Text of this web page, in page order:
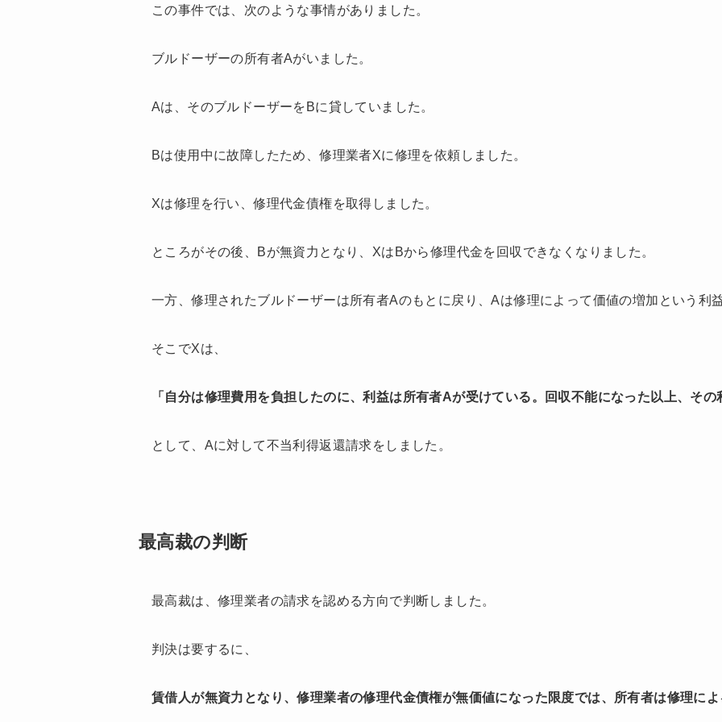
この事件では、次のような事情がありました。
ブルドーザーの所有者Aがいました。
Aは、そのブルドーザーをBに貸していました。
Bは使用中に故障したため、修理業者Xに修理を依頼しました。
Xは修理を行い、修理代金債権を取得しました。
ところがその後、Bが無資力となり、XはBから修理代金を回収できなくなりました。
一方、修理されたブルドーザーは所有者Aのもとに戻り、Aは修理によって価値の増加という利
そこでXは、
「自分は修理費用を負担したのに、利益は所有者Aが受けている。回収不能になった以上、その
として、Aに対して不当利得返還請求をしました。
最高裁の判断
最高裁は、修理業者の請求を認める方向で判断しました。
判決は要するに、
賃借人が無資力となり、修理業者の修理代金債権が無価値になった限度では、所有者は修理に